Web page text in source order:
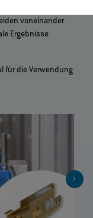
voneinander
Ergebnisse
für die Verwendung